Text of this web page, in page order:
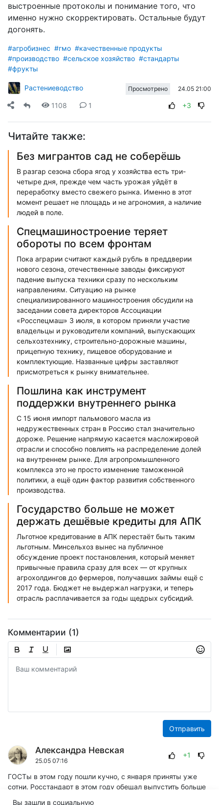
выстроенные протоколы и понимание того, что
именно нужно скорректировать. Остальные будут
догонять.
#агробизнес #гмо #качественные продукты
#производство #сельское хозяйство #стандарты
#фрукты
Растениеводство Просмотрено 24.05 21:00
1108 1 +3
Читайте также:
Без мигрантов сад не соберёшь
В разгар сезона сбора ягод у хозяйства есть три-
четыре дня, прежде чем часть урожая уйдёт в
переработку вместо свежего рынка. Именно в этот
момент решает не площадь и не агрономия, а наличие
людей в поле.
Спецмашиностроение теряет
обороты по всем фронтам
Пока аграрии считают каждый рубль в преддверии
нового сезона, отечественные заводы фиксируют
падение выпуска техники сразу по нескольким
направлениям. Ситуацию на рынке
специализированного машиностроения обсудили на
заседании совета директоров Ассоциации
«Росспецмаш» 3 июля, в котором приняли участие
владельцы и руководители компаний, выпускающих
сельхозтехнику, строительно-дорожные машины,
прицепную технику, пищевое оборудование и
комплектующие. Названные цифры заставляют
присмотреться к рынку внимательнее.
Пошлина как инструмент
поддержки внутреннего рынка
С 15 июня импорт пальмового масла из
недружественных стран в Россию стал значительно
дороже. Решение напрямую касается масложировой
отрасли и способно повлиять на распределение долей
на внутреннем рынке. Для агропромышленного
комплекса это не просто изменение таможенной
политики, а ещё один фактор развития собственного
производства.
Государство больше не может
держать дешёвые кредиты для АПК
Льготное кредитование в АПК перестаёт быть таким
льготным. Минсельхоз вынес на публичное
обсуждение проект постановления, который меняет
привычные правила сразу для всех — от крупных
агрохолдингов до фермеров, получавших займы ещё с
2017 года. Бюджет не выдержал нагрузки, и теперь
отрасль расплачивается за годы щедрых субсидий.
Комментарии (1)
Отправить
Александра Невская
25.05 07:16
+1
ГОСТы в этом году пошли кучно, с января приняты уже
сотни. Росстандарт в этом году обещал выпустить больше
Вы зашли в социальную